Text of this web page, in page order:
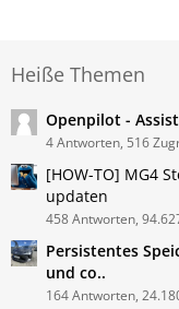
Heiße Themen
Openpilot -
4 Antworten, 516
[HOW-TO] MG4
updaten
458 Antworten,
Persistentes
und co..
164 Antworten,